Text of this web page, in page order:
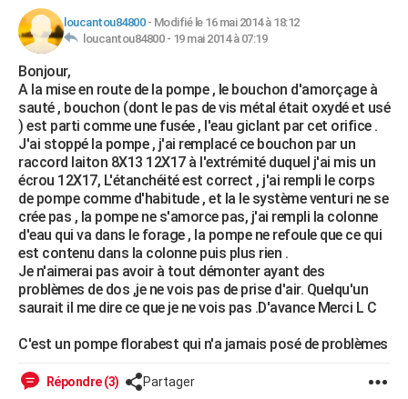
Essais
Réserver un essai
Citadines
Berlines
SUV
Forum auto
HIGH-TECH
Mobiles
Meilleur smartphone
Internet
Ordinateurs
Jeux vidéo
Guide high-tech
BRICOLAGE
Forum
Aménagement intérieur
Extérieur
Cuisine
Salle de bains
Jardinage
Rangement
WEEK-END
Guides de France
Escapades
Patrimoine
Expositions
Musées
Week-end nature
+LIFESTYLE
Art de vivre
Bien-être
Loisirs
Mode
Modes de vie
SANTE
Alimentation
Guide de la santé
Maladies
Médicaments
Sommeil
VOYAGE
Destinations
City break
Voyage nature
Voyage de noces
Forum
Climat
+PHOTO
GUIDES D'ACHAT
BONS PLANS
CARTE DE VOEUX
Carte de Noël
Carte Bonne année
Carte Saint-Valentin
Carte Pâques
Carte d'anniversaire
DICTIONNAIRE
loucantou84800- Modifié le 16 mai 2014 à 18:12
loucantou84800 - 19 mai 2014 à 07:19
Bonjour,
A la mise en route de la pompe , le bouchon d'amorçage à
sauté , bouchon (dont le pas de vis métal était oxydé et usé
) est parti comme une fusée , l'eau giclant par cet orifice .
J'ai stoppé la pompe , j'ai remplacé ce bouchon par un
raccord laiton 8X13 12X17 à l'extrémité duquel j'ai mis un
écrou 12X17, L'étanchéité est correct , j'ai rempli le corps
de pompe comme d'habitude , et la le système venturi ne se
crée pas , la pompe ne s'amorce pas, j'ai rempli la colonne
d'eau qui va dans le forage , la pompe ne refoule que ce qui
est contenu dans la colonne puis plus rien .
Je n'aimerai pas avoir à tout démonter ayant des
problèmes de dos ,je ne vois pas de prise d'air. Quelqu'un
saurait il me dire ce que je ne vois pas .D'avance Merci L C
C'est un pompe florabest qui n'a jamais posé de problèmes
Répondre (3) Partager